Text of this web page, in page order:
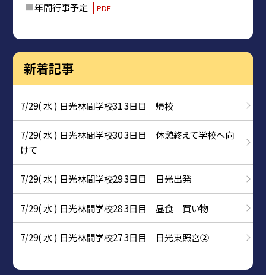
年間行事予定 PDF
新着記事
7/29( 水 ) 日光林間学校31 3日目 帰校
7/29( 水 ) 日光林間学校30 3日目 休憩終えて学校へ向
けて
7/29( 水 ) 日光林間学校29 3日目 日光出発
7/29( 水 ) 日光林間学校28 3日目 昼食 買い物
7/29( 水 ) 日光林間学校27 3日目 日光東照宮②